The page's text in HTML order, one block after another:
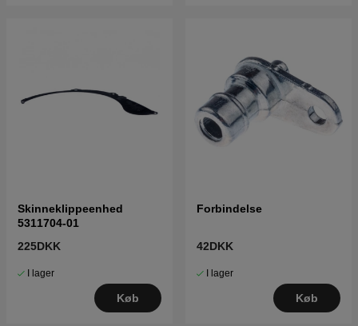
Skinneklippeenhed
5311704-01
225DKK
I lager
Køb
Forbindelse
42DKK
I lager
Køb